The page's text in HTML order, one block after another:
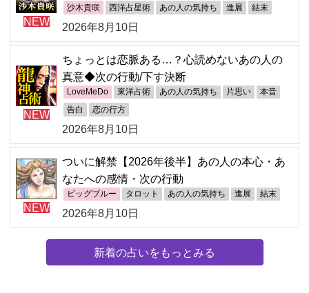
NEW
沙木貴咲 西洋占星術 あの人の気持ち 進展 結末
2026年8月10日
NEW
ちょっとは恋脈ある…？心読めないあの人の
真意◆次の行動/下す決断
LoveMeDo 東洋占術 あの人の気持ち 片思い 本音
告白 恋の行方
2026年8月10日
NEW
ついに解禁【2026年後半】あの人の本心・あ
なたへの感情・次の行動
ビッグブルー タロット あの人の気持ち 進展 結末
2026年8月10日
新着の占いをもっとみる